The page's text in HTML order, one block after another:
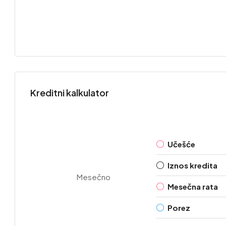
Kreditni kalkulator
Mesečno
Učešće
Iznos kredita
Mesečna rata
Porez